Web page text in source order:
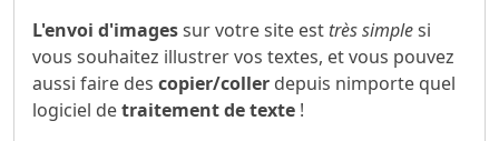
L'envoi d'imagessur votre site est très simplesi
vous souhaitez illustrer vos textes, et vous pouvez
aussi faire des copier/coller depuis nimporte quel
logiciel detraitement de texte !